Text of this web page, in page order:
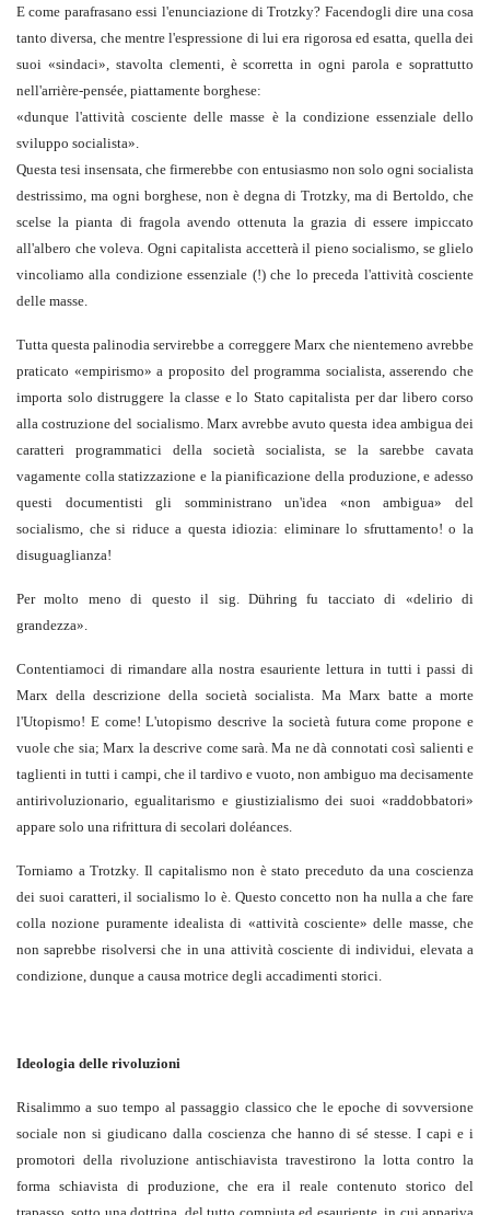
E come parafrasano essi l'enunciazione di Trotzky? Facendogli dire una cosa
tanto diversa, che mentre l'espressione di lui era rigorosa ed esatta, quella dei
suoi «sindaci», stavolta clementi, è scorretta in ogni parola e soprattutto
nell'arrière-pensée, piattamente borghese:
«dunque l'attività cosciente delle masse è la condizione essenziale dello
sviluppo socialista».
Questa tesi insensata, che firmerebbe con entusiasmo non solo ogni socialista
destrissimo, ma ogni borghese, non è degna di Trotzky, ma di Bertoldo, che
scelse la pianta di fragola avendo ottenuta la grazia di essere impiccato
all'albero che voleva. Ogni capitalista accetterà il pieno socialismo, se glielo
vincoliamo alla condizione essenziale (!) che lo preceda l'attività cosciente
delle masse.
Tutta questa palinodia servirebbe a correggere Marx che nientemeno avrebbe
praticato «empirismo» a proposito del programma socialista, asserendo che
importa solo distruggere la classe e lo Stato capitalista per dar libero corso
alla costruzione del socialismo. Marx avrebbe avuto questa idea ambigua dei
caratteri programmatici della società socialista, se la sarebbe cavata
vagamente colla statizzazione e la pianificazione della produzione, e adesso
questi documentisti gli somministrano un'idea «non ambigua» del
socialismo, che si riduce a questa idiozia: eliminare lo sfruttamento! o la
disuguaglianza!
Per molto meno di questo il sig. Dühring fu tacciato di «delirio di
grandezza».
Contentiamoci di rimandare alla nostra esauriente lettura in tutti i passi di
Marx della descrizione della società socialista. Ma Marx batte a morte
l'Utopismo! E come! L'utopismo descrive la società futura come propone e
vuole che sia; Marx la descrive come sarà. Ma ne dà connotati così salienti e
taglienti in tutti i campi, che il tardivo e vuoto, non ambiguo ma decisamente
antirivoluzionario, egualitarismo e giustizialismo dei suoi «raddobbatori»
appare solo una rifrittura di secolari doléances.
Torniamo a Trotzky. Il capitalismo non è stato preceduto da una coscienza
dei suoi caratteri, il socialismo lo è. Questo concetto non ha nulla a che fare
colla nozione puramente idealista di «attività cosciente» delle masse, che
non saprebbe risolversi che in una attività cosciente di individui, elevata a
condizione, dunque a causa motrice degli accadimenti storici.
Ideologia delle rivoluzioni
Risalimmo a suo tempo al passaggio classico che le epoche di sovversione
sociale non si giudicano dalla coscienza che hanno di sé stesse. I capi e i
promotori della rivoluzione antischiavista travestirono la lotta contro la
forma schiavista di produzione, che era il reale contenuto storico del